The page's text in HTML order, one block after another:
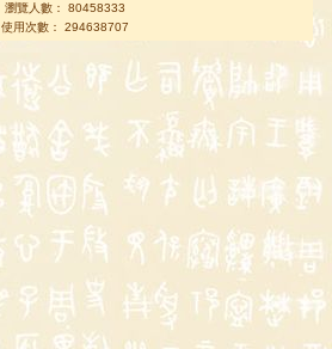
瀏覽人數： 80458333
使用次數： 294638707